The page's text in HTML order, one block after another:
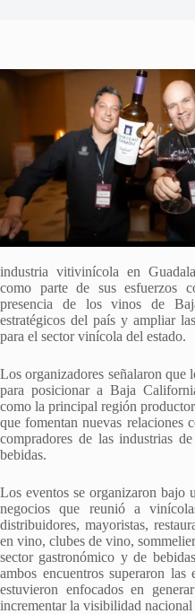
industria vitivinícola en
como parte de sus esfuerzos
presencia de los vinos de
estratégicos del país y ampliar
para el sector vinícola del estado.
Los organizadores señalaron que
para posicionar a Baja
como la principal región
que fomentan nuevas relaciones
compradores de las industrias
bebidas.
Los eventos se organizaron bajo
negocios que reunió a
distribuidores, mayoristas,
en vino, clubes de vino,
sector gastronómico y de
ambos encuentros superaron las
estuvieron enfocados en
incrementar la visibilidad